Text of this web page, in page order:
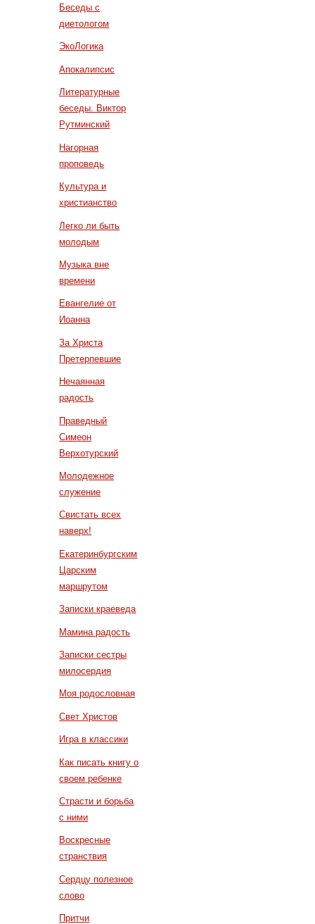
Беседы с
диетологом
ЭкоЛогика
Апокалипсис
Литературные
беседы. Виктор
Рутминский
Нагорная
проповедь
Культура и
христианство
Легко ли быть
молодым
Музыка вне
времени
Евангелие от
Иоанна
За Христа
Претерпевшие
Нечаянная
радость
Праведный
Симеон
Верхотурский
Молодежное
служение
Свистать всех
наверх!
Екатеринбургским
Царским
маршрутом
Записки краеведа
Мамина радость
Записки сестры
милосердия
Моя родословная
Свет Христов
Игра в классики
Как писать книгу о
своем ребенке
Страсти и борьба
с ними
Воскресные
странствия
Сердцу полезное
слово
Притчи